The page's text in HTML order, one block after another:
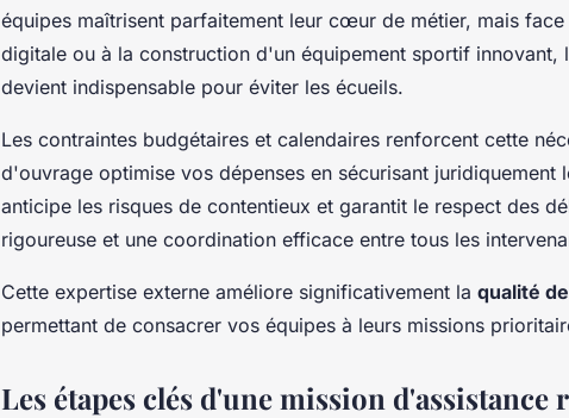
équipes maîtrisent parfaitement leur cœur de métier, mais
digitale ou à la construction d'un équipement sportif
devient indispensable pour éviter les écueils.
Les contraintes budgétaires et calendaires renforcent cette
d'ouvrage optimise vos dépenses en sécurisant juridiquement
anticipe les risques de contentieux et garantit le respect des
rigoureuse et une coordination efficace entre tous les
Cette expertise externe améliore significativement la qualité
permettant de consacrer vos équipes à leurs missions
Les étapes clés d'une mission d'assistance